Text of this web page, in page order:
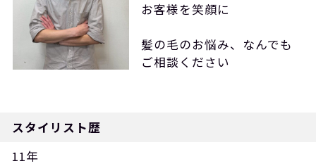
お客様を笑顔に
髪の毛のお悩み、なんでも
ご相談ください
スタイリスト歴
11年